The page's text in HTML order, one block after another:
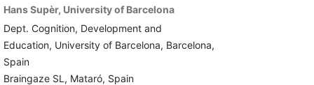
Hans Supèr, University of Barcelona
Dept. Cognition, Development and
Education, University of Barcelona, Barcelona,
Spain
Braingaze SL, Mataró, Spain